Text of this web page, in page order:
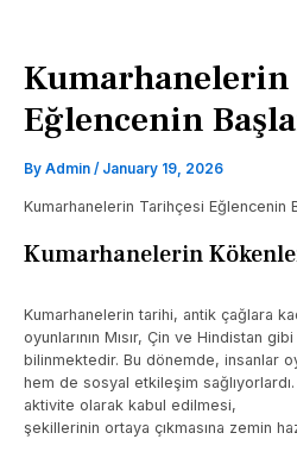
Kumarhanelerin
Eğlencenin
By Admin / January 19, 2026
Kumarhanelerin Tarihçesi Eğlencenin
Kumarhanelerin
Kumarhanelerin tarihi, antik çağlara
oyunlarının Mısır, Çin ve Hindistan
bilinmektedir. Bu dönemde, insanlar
hem de sosyal etkileşim
aktivite olarak kabul edilmesi,
şekillerinin ortaya çıkmasına zemin